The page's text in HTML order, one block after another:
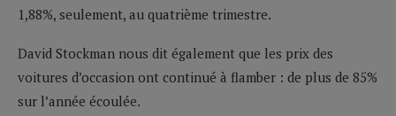
1,88%, seulement, au quatrième trimestre.
David Stockman nous dit également que les prix des
voitures d’occasion ont continué à flamber : de plus de 85%
sur l’année écoulée.